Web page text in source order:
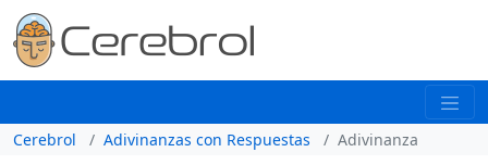
Cerebrol Adivinanzas con Respuestas Adivinanza